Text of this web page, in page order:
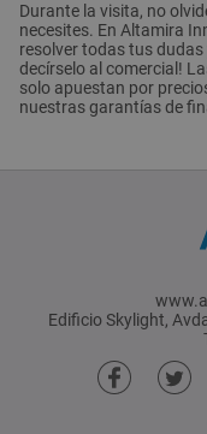
Durante la visita, no
necesites. En Altamira
resolver todas tus dudas
decírselo al comercial!
solo apuestan por
nuestras garantías de
Edificio Skylight,